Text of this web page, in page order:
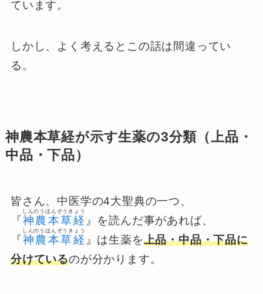
ています。
しかし、よく考えるとこの話は間違ってい
る。
神農本草経が示す生薬の3分類（上品・
中品・下品）
皆さん、中医学の4大聖典の一つ、
『神農本草経
しんのうほんぞうきょう
』を読んだ事があれば、
『神農本草経
しんのうほんぞうきょう
』は生薬を上品・中品・下品に
分けているのが分かります。